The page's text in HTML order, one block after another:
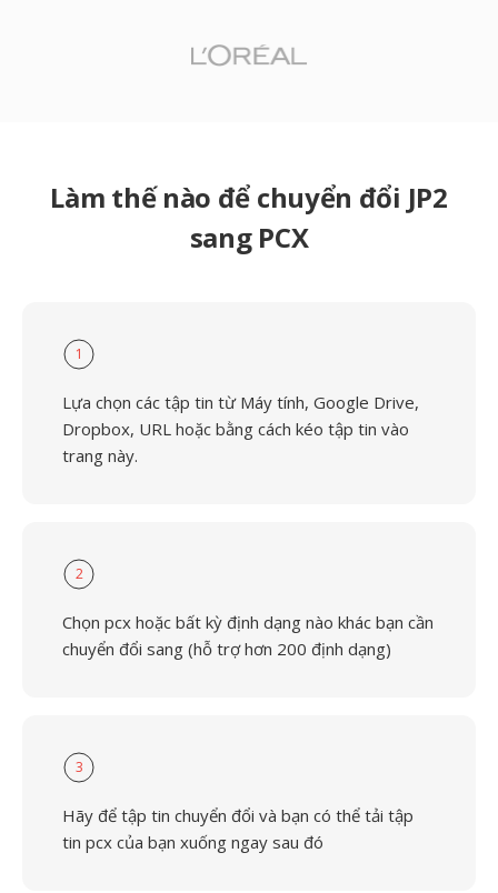
Làm thế nào để chuyển đổi JP2
sang PCX
1
Lựa chọn các tập tin từ Máy tính, Google Drive,
Dropbox, URL hoặc bằng cách kéo tập tin vào
trang này.
2
Chọn pcx hoặc bất kỳ định dạng nào khác bạn cần
chuyển đổi sang (hỗ trợ hơn 200 định dạng)
3
Hãy để tập tin chuyển đổi và bạn có thể tải tập
tin pcx của bạn xuống ngay sau đó